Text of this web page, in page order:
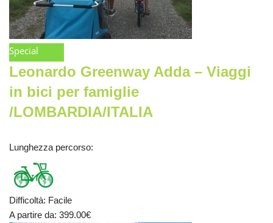
Special
Leonardo Greenway Adda – Viaggi
in bici per famiglie
/LOMBARDIA/ITALIA
Lunghezza percorso:
Difficoltà: Facile
A partire da: 399.00€